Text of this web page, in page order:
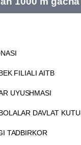
FILIALI AITB
UYUSHMASI
DAVLAT
TADBIRKOR